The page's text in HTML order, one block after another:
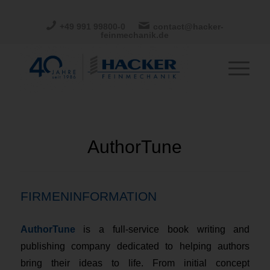
AuthorTune
FIRMENINFORMATION
AuthorTune is a full-service book writing and
publishing company dedicated to helping authors
bring their ideas to life. From initial concept